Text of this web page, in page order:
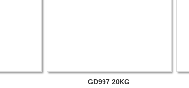
GD997 20KG